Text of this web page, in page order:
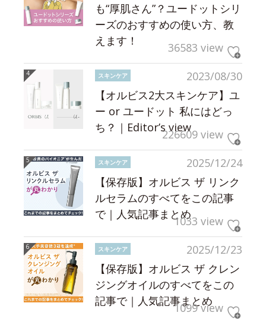
も“厚肌さん”？ユードットシリ
ーズのおすすめの使い方、教
えます！
36583 view
2023/08/30
スキンケア
【オルビス2大スキンケア】ユ
ー or ユードット 私にはどっ
ち？｜Editor’s view226609 view
2025/12/24
スキンケア
【保存版】オルビス ザ リンク
ルセラムのすべてをこの記事
で｜人気記事まとめ1033 view
2025/12/23
スキンケア
【保存版】オルビス ザ クレン
ジングオイルのすべてをこの
記事で｜人気記事まとめ
1099 view